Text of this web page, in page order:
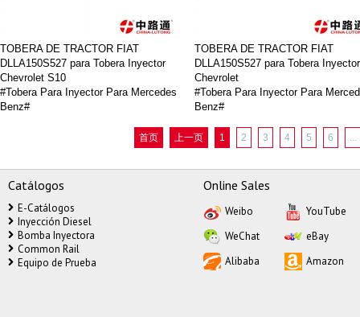
TOBERA DE TRACTOR FIAT
DLLA150S527 para Tobera Inyector
Chevrolet S10
#Tobera Para Inyector Para Mercedes
Benz#
#Tobera para Inyectores Cummins#
TOBERA DE TRACTOR FIAT
DLLA150S527 para Tobera Inyector
Chevrolet
#Tobera Para Inyector Para
Benz#
#Tobera para Inyectores Cummins#
#tobera para scania#
首页 上一页 1 2 3 4 5 6 ...
Catálogos
E-Catálogos
Inyección Diesel
Bomba Inyectora
Common Rail
Equipo de Prueba
Online Sales
Weibo
YouTube
WeChat
eBay
Alibaba
Amazon